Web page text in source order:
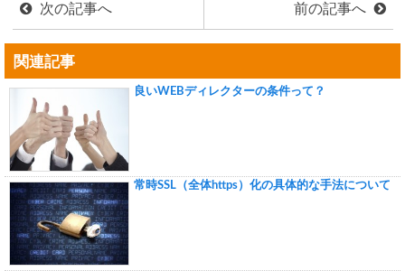
次の記事へ 前の記事へ
関連記事
良いWEBディレクターの条件って？
常時SSL（全体https）化の具体的な手法について